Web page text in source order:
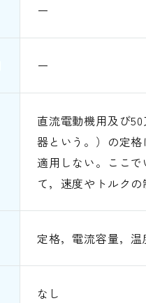
ー
ー
直流電動機用及び
器という。）の定
適用しない。ここ
て，速度やトルク
定格，電流容量，
なし